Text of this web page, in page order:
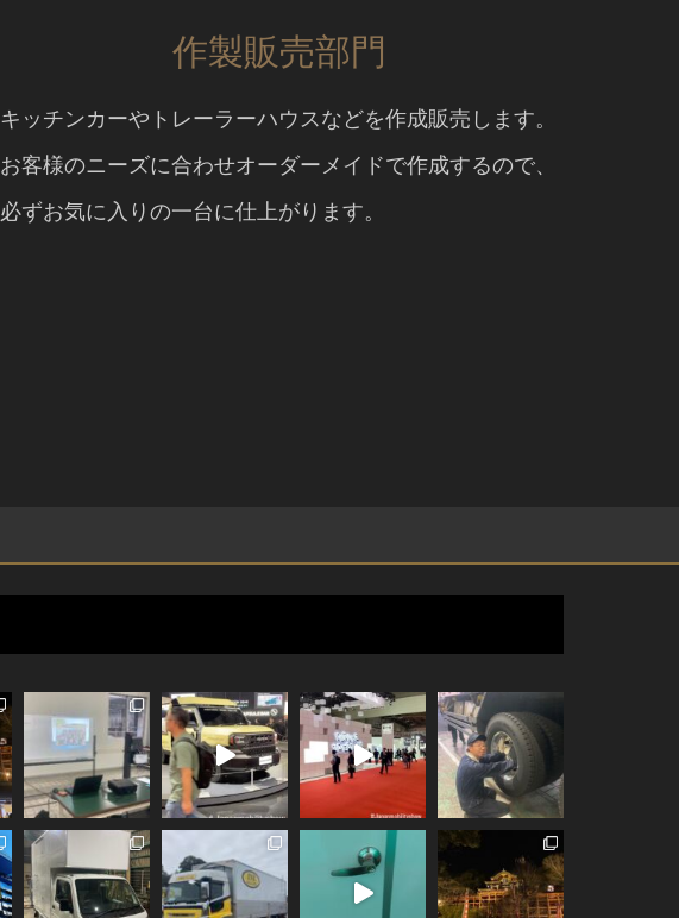
作製販売部門
キッチンカーやトレーラーハウスなどを作成販売します。
お客様のニーズに合わせオーダーメイドで作成するので、
必ずお気に入りの一台に仕上がります。